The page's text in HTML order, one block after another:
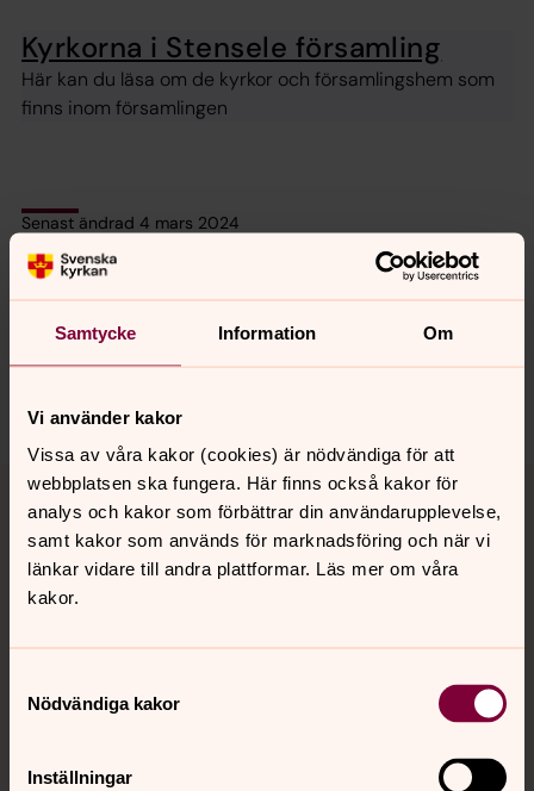
Samtycke Information Om
Vi använder kakor
Vissa av våra kakor (cookies) är nödvändiga för att
webbplatsen ska fungera. Här finns också kakor för
analys och kakor som förbättrar din användarupplevelse,
samt kakor som används för marknadsföring och när vi
länkar vidare till andra plattformar. Läs mer om våra
kakor.
Nödvändiga kakor
Inställningar
Kyrkorna i Stensele församling
Här kan du läsa om de kyrkor och församlingshem som
finns inom församlingen
Senast ändrad 4 mars 2024
Synpunkter eller frågor på sidans
innehåll?
Tillbaka till toppen
Tillbaka till innehållet
Kontakt
Hitta snabbt